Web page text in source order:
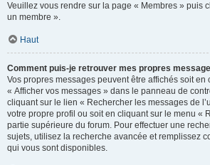
Veuillez vous rendre sur la page « Membres » puis
un membre ».
Haut
Comment puis-je retrouver mes propres
Vos propres messages peuvent être affichés soit en
« Afficher vos messages » dans le panneau de
cliquant sur le lien « Rechercher les messages de
votre propre profil ou soit en cliquant sur le menu «
partie supérieure du forum. Pour effectuer une
sujets, utilisez la recherche avancée et remplissez
qui vous sont disponibles.